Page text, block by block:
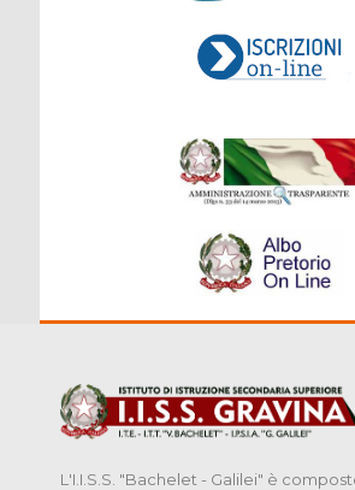
L'I.I.S.S. "Bachelet - Galilei" è